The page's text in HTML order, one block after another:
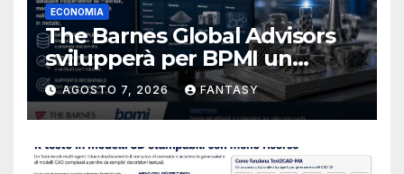
ECONOMIA
The Barnes Global Advisors
svilupperà per BPMI un
database per la stampa 3D
metallica destinata alla filiera
navale statunitense
AGOSTO 7, 2026 FANTASY